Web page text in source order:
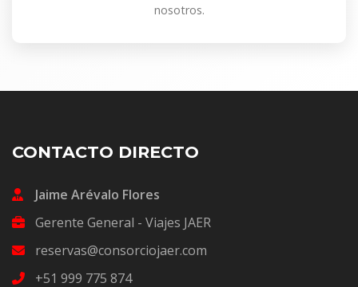
nosotros.
CONTACTO DIRECTO
Jaime Arévalo Flores
Gerente General - Viajes JAER
reservas@consorciojaer.com
+51 999 775 874